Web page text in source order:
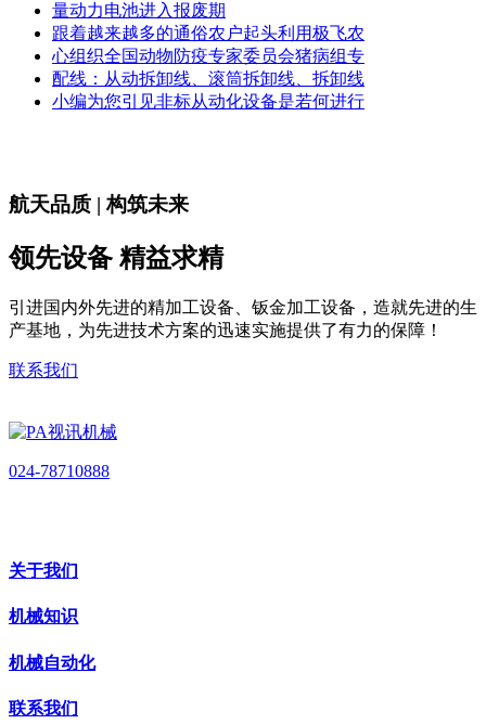
量动力电池进入报废期
跟着越来越多的通俗农户起头利用极飞农
心组织全国动物防疫专家委员会猪病组专
配线：从动拆卸线、滚筒拆卸线、拆卸线
小编为您引见非标从动化设备是若何进行
航天品质 | 构筑未来
领先设备 精益求精
引进国内外先进的精加工设备、钣金加工设备，造就先进的生
产基地，为先进技术方案的迅速实施提供了有力的保障！
联系我们
024-78710888
关于我们
机械知识
机械自动化
联系我们